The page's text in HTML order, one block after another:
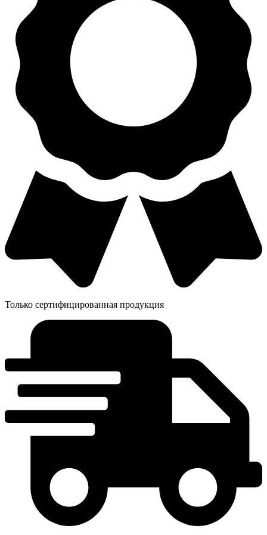
Только сертифицированная продукция